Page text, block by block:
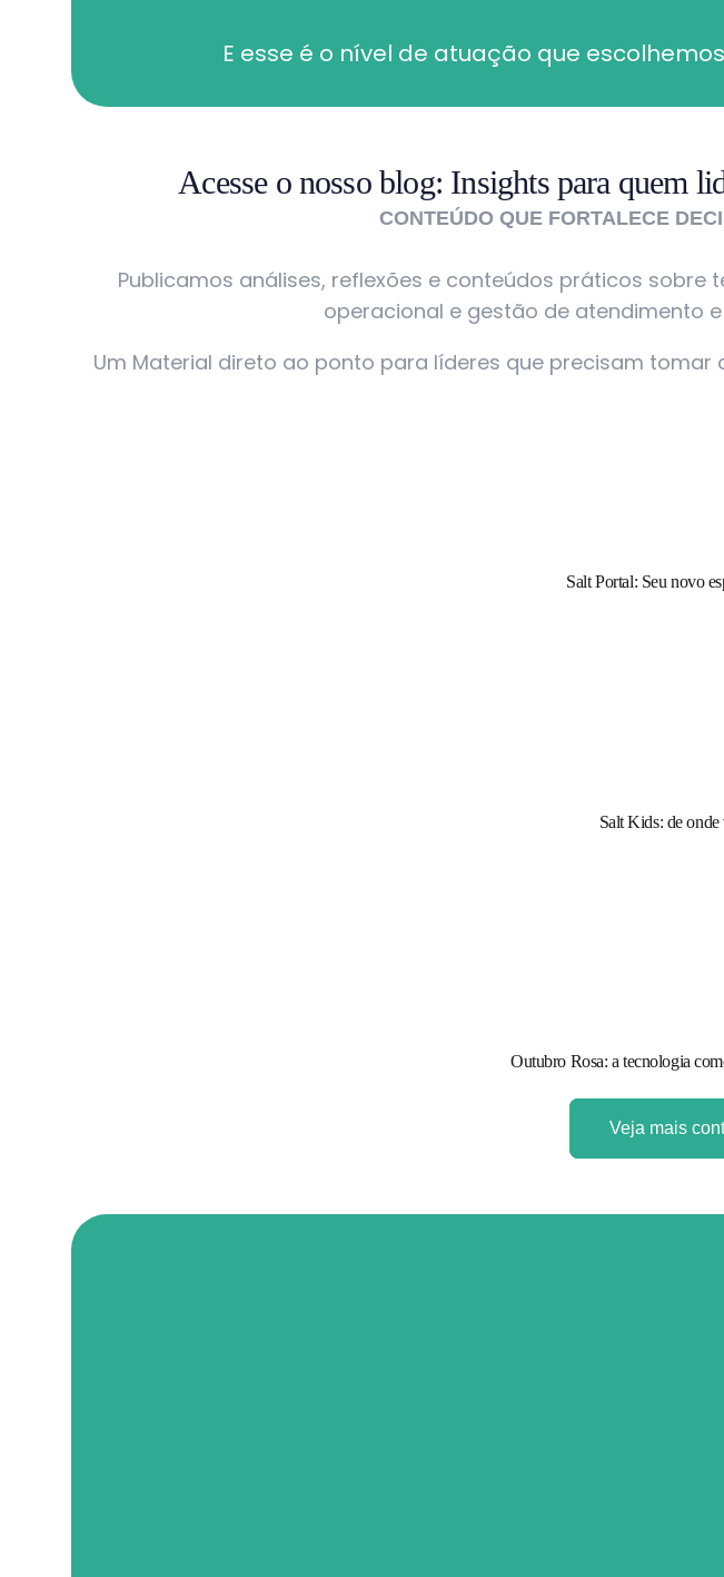
E esse é o nível de atuação que
Acesse o nosso blog: Insights para quem
CONTEÚDO QUE FORTALECE
Publicamos análises, reflexões e conteúdos práticos sobre
operacional e gestão de atendimento
Um Material direto ao ponto para líderes que precisam tomar
Salt Portal: Seu novo
Salt Kids: de
Outubro Rosa: a tecnologia
Veja mais